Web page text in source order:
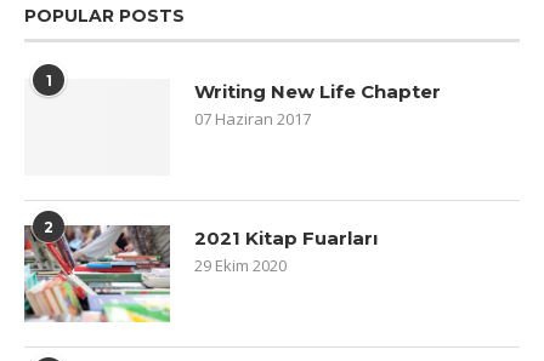
POPULAR POSTS
1 Writing New Life Chapter
07 Haziran 2017
2 2021 Kitap Fuarları
29 Ekim 2020